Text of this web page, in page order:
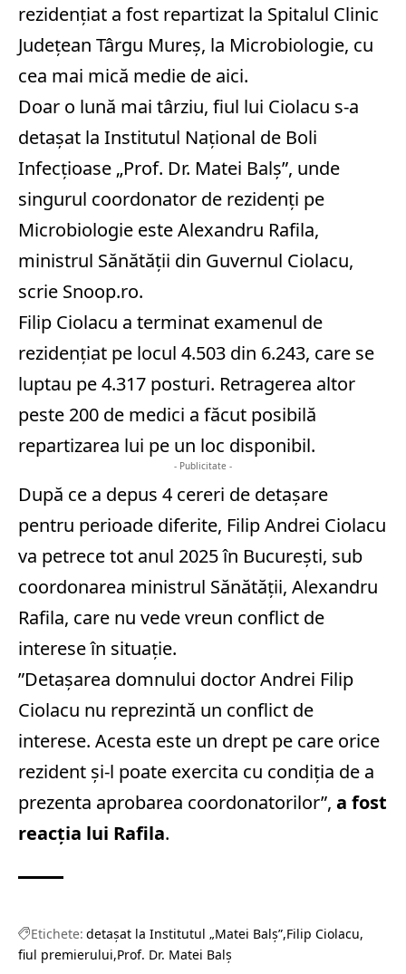
rezidențiat a fost repartizat la Spitalul Clinic
Județean Târgu Mureș, la Microbiologie, cu
cea mai mică medie de aici.
Doar o lună mai târziu, fiul lui Ciolacu s-a
detașat la Institutul Național de Boli
Infecțioase „Prof. Dr. Matei Balș”, unde
singurul coordonator de rezidenți pe
Microbiologie este Alexandru Rafila,
ministrul Sănătății din Guvernul Ciolacu,
scrie Snoop.ro.
Filip Ciolacu a terminat examenul de
rezidențiat pe locul 4.503 din 6.243, care se
luptau pe 4.317 posturi. Retragerea altor
peste 200 de medici a făcut posibilă
repartizarea lui pe un loc disponibil.
- Publicitate -
După ce a depus 4 cereri de detașare
pentru perioade diferite, Filip Andrei Ciolacu
va petrece tot anul 2025 în București, sub
coordonarea ministrul Sănătății, Alexandru
Rafila, care nu vede vreun conflict de
interese în situație.
”Detașarea domnului doctor Andrei Filip
Ciolacu nu reprezintă un conflict de
interese. Acesta este un drept pe care orice
rezident și-l poate exercita cu condiția de a
prezenta aprobarea coordonatorilor”, a fost
reacția lui Rafila.
Etichete: detașat la Institutul „Matei Balș” Filip Ciolacu
fiul premierului Prof. Dr. Matei Balș